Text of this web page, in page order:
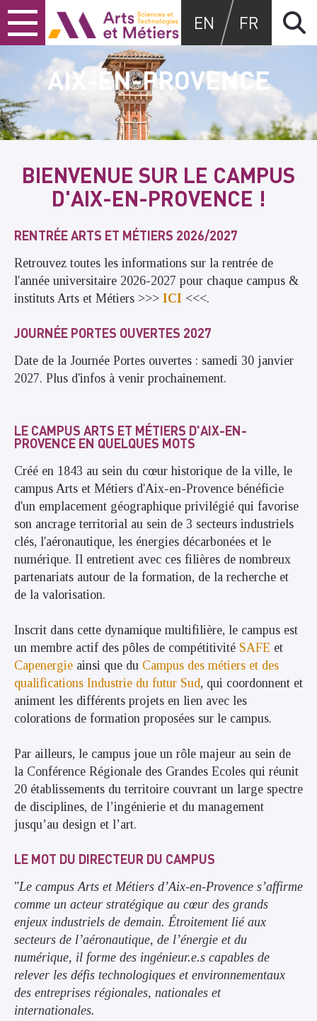
Skip
to
content
Skip
to
main
menu
Skip
to
search
Arts et métiers
EN FR
AIX-EN-PROVENCE
BIENVENUE SUR LE CAMPUS
D'AIX-EN-PROVENCE !
RENTRÉE ARTS ET MÉTIERS 2026/2027
Retrouvez toutes les informations sur la rentrée de
l'année universitaire 2026-2027 pour chaque campus &
instituts Arts et Métiers >>> ICI <<<.
JOURNÉE PORTES OUVERTES 2027
Date de la Journée Portes ouvertes : samedi 30 janvier
2027. Plus d'infos à venir prochainement.
LE CAMPUS ARTS ET MÉTIERS D'AIX-EN-
PROVENCE EN QUELQUES MOTS
Créé en 1843 au sein du cœur historique de la ville, le
campus Arts et Métiers d'Aix-en-Provence bénéficie
d'un emplacement géographique privilégié qui favorise
son ancrage territorial au sein de 3 secteurs industriels
clés, l'aéronautique, les énergies décarbonées et le
numérique. Il entretient avec ces filières de nombreux
partenariats autour de la formation, de la recherche et
de la valorisation.
Inscrit dans cette dynamique multifilière, le campus est
un membre actif des pôles de compétitivité SAFE et
Capenergie ainsi que du Campus des métiers et des
qualifications Industrie du futur Sud, qui coordonnent et
animent les différents projets en lien avec les
colorations de formation proposées sur le campus.
Par ailleurs, le campus joue un rôle majeur au sein de
la Conférence Régionale des Grandes Ecoles qui réunit
20 établissements du territoire couvrant un large spectre
de disciplines, de l’ingénierie et du management
jusqu’au design et l’art.
LE MOT DU DIRECTEUR DU CAMPUS
"Le campus Arts et Métiers d’Aix-en-Provence s’affirme
comme un acteur stratégique au cœur des grands
enjeux industriels de demain. Étroitement lié aux
secteurs de l’aéronautique, de l’énergie et du
numérique, il forme des ingénieur.e.s capables de
relever les défis technologiques et environnementaux
des entreprises régionales, nationales et
internationales.